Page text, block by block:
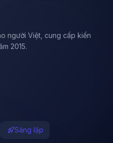
người Việt, cung cấp kiến
2015.
Sáng lập